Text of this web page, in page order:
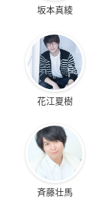
坂本真綾
花江夏樹
斉藤壮馬